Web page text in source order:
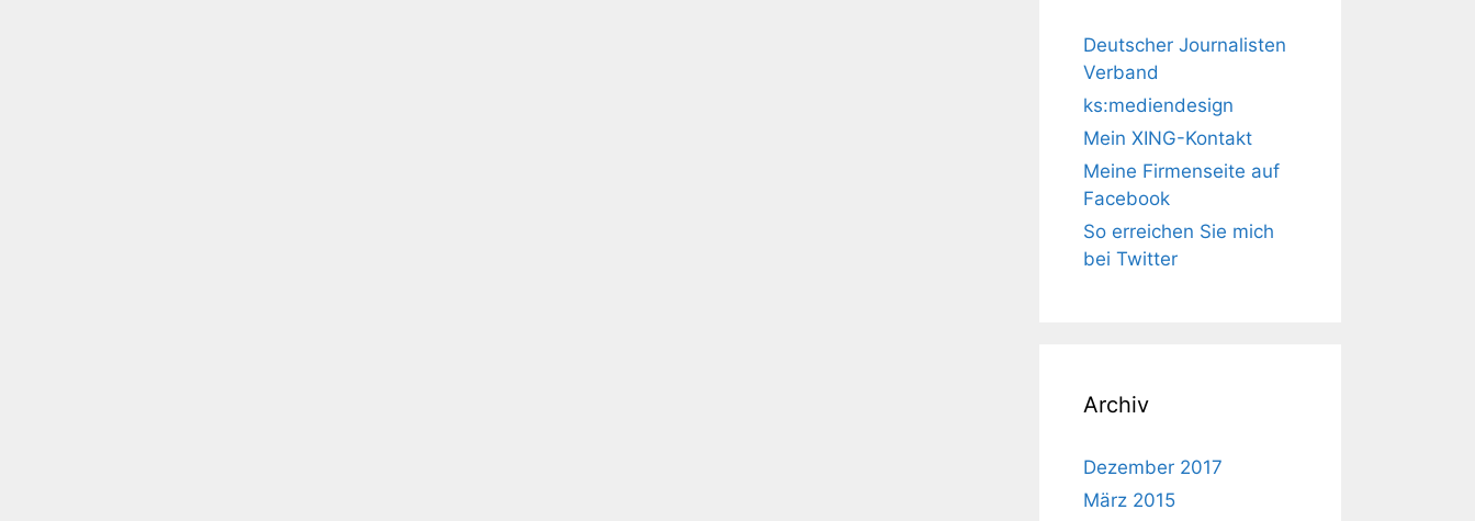
Deutscher Journalisten
Verband
ks:mediendesign
Mein XING-Kontakt
Meine Firmenseite auf
Facebook
So erreichen Sie mich
bei Twitter
Archiv
Dezember 2017
März 2015